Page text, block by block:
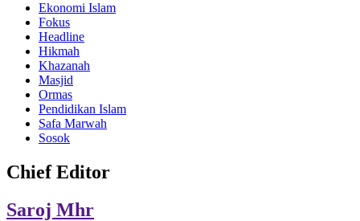
Ekonomi Islam
Fokus
Headline
Hikmah
Khazanah
Masjid
Ormas
Pendidikan Islam
Safa Marwah
Sosok
Chief Editor
Saroj Mhr